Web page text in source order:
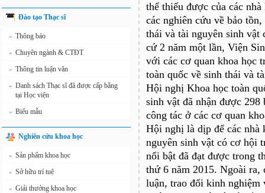
Đào tạo Thạc sĩ
» Thông báo
» Chuyên ngành & CTĐT
» Thông tin luận văn
» Danh sách Thạc sĩ đã được cấp bằng
tại Học viện
» Biểu mẫu
Nghiên cứu khoa học
» Sản phẩm khoa học
» Sở hữu trí tuệ
» Giải thưởng khoa học
thể thiếu được của các
các nghiên cứu về bảo
thái và tài nguyên sinh vật
cứ 2 năm một lần, Viện
với các cơ quan khoa học
toàn quốc về sinh thái và
Hội nghị Khoa học toàn
sinh vật đã nhận được 298
công tác ở các cơ quan
Hội nghị là dịp để các nhà
nguyên sinh vật có cơ hội
nổi bật đã đạt được trong
thứ 6 năm 2015. Ngoài ra,
luận, trao đổi kinh nghiệm